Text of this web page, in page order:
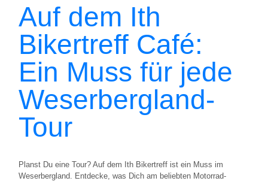
Auf dem Ith
Bikertreff Café:
Ein Muss für jede
Weserbergland-
Tour
Planst Du eine Tour? Auf dem Ith Bikertreff ist ein Muss im
Weserbergland. Entdecke, was Dich am beliebten Motorrad-